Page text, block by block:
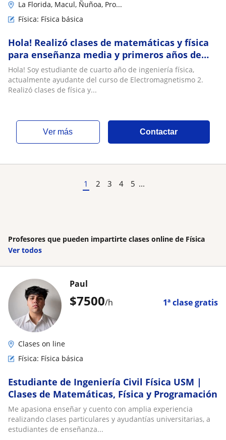
La Florida, Macul, Ñuñoa, Pro...
Física: Física básica
Hola! Realizó clases de matemáticas y física
para enseñanza media y primeros años de
universidad
Hola! Soy estudiante de cuarto año de ingeniería física,
actualmente ayudante del curso de Electromagnetismo 2.
Realizó clases de física y...
ver más Contactar
1 2 3 4 5 ...
Profesores que pueden impartirte clases online de Física
Ver todos
$7500/h 1ª clase gratis
Paul
Clases on line
Física: Física básica
Estudiante de Ingeniería Civil Física USM |
Clases de Matemáticas, Física y Programación
Me apasiona enseñar y cuento con amplia experiencia
realizando clases particulares y ayudantías universitarias, a
estudiantes de enseñanza...